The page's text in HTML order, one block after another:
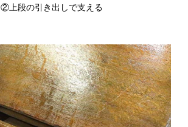
②上段の引き出しで支える